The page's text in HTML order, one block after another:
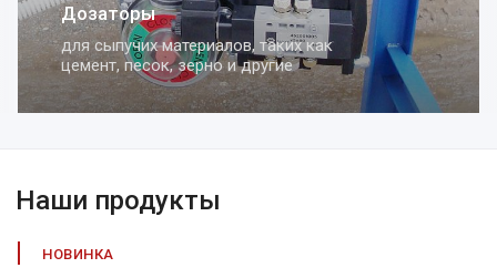
Дозаторы
для сыпучих материалов, таких как
цемент, песок, зерно и другие
Наши продукты
НОВИНКА